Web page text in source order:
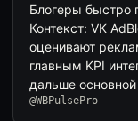
Блогеры быстро
Контекст: VK
оценивают
главным KPI
дальше
@WBPulsePro